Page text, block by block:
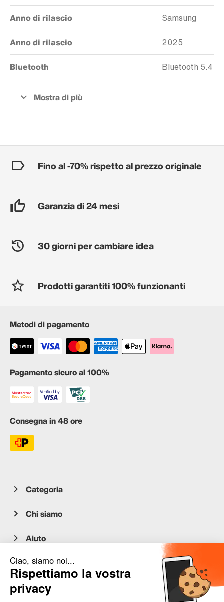
Anno di rilascio Samsung
Anno di rilascio 2025
Bluetooth Bluetooth 5.4
Fino al -70% rispetto al prezzo originale
Garanzia di 24 mesi
30 giorni per cambiare idea
Prodotti garantiti 100% funzionanti
Metodi di pagamento
Pagamento sicuro al 100%
Consegna in 48 ore
Categoria
Chi siamo
Aiuto
Servizio clienti
occasion.migros.mobile@recommerce.com